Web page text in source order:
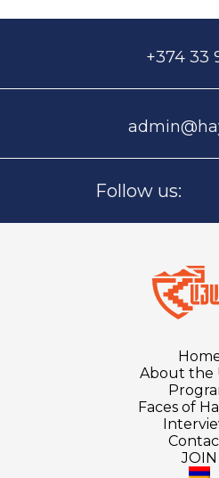
+374 33
Follow us:
About the
Faces of
JOIN